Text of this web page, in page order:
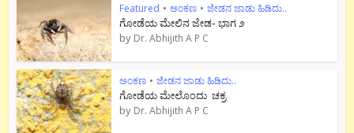
Featured • ಅಂಕಣ • ಜೇಡನ ಜಾಡು ಹಿಡಿದು..
ಗೋಡೆಯ ಮೇಲಿನ ಜೇಡ- ಭಾಗ ೨
by Dr. Abhijith A P C
ಅಂಕಣ • ಜೇಡನ ಜಾಡು ಹಿಡಿದು..
ಗೋಡೆಯ ಮೇಲೊಂದು ಚಕ್ರ
by Dr. Abhijith A P C